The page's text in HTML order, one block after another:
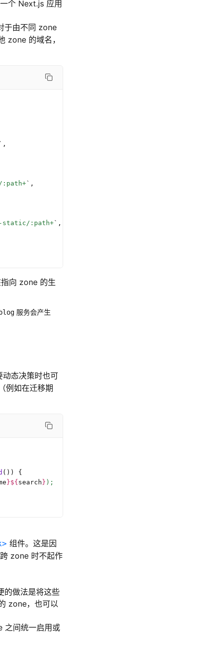
个 Next.js 应用
于由不同 zone
zone 的域名，
` ,
` ,
static/:path+` ,
向 zone 的生
服务会产生
动态决策时也可
例如在迁移期
()) {
}${ search } );
组件。这是因
zone 时不起作
的做法是将这些
zone，也可以
之间统一启用或